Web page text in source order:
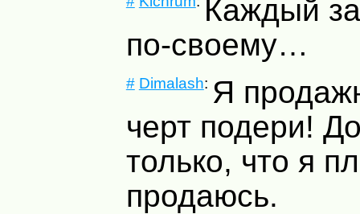
Каждый
по-своему…
# Dimalash: Я
черт подери!
только, что я
продаюсь.